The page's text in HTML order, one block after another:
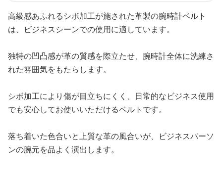
高級感あふれるシボ加工が施された革製の腕時計ベルト
は、ビジネスシーンでの使用に適しています。
独特の凹凸感が革の質感を際立たせ、腕時計全体に洗練さ
れた雰囲気をもたらします。
シボ加工により傷が目立ちにくく、日常的なビジネス使用
でも安心してお使いいただけるベルトです。
落ち着いた色合いと上質な革の風合いが、ビジネスパーソ
ンの腕元を品よく演出します。